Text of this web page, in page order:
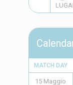
MATCH DAY
15 Maggio